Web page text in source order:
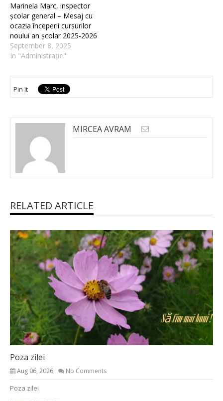
Marinela Marc, inspector
școlar general – Mesaj cu
ocazia începerii cursurilor
noului an școlar 2025-2026
September 8, 2025
In "Administrație"
Pin It
MIRCEA AVRAM
RELATED ARTICLE
Poza zilei
Aug 06, 2026 No Comments
Poza zilei